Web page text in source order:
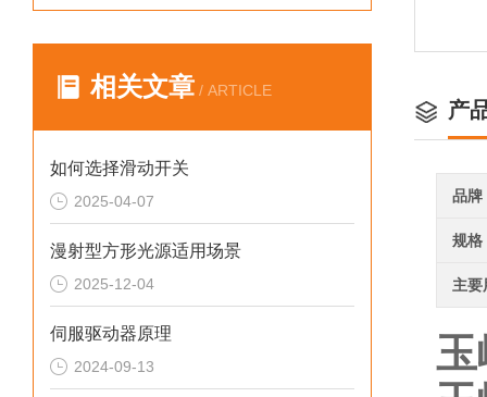
相关文章 / ARTICLE
如何选择滑动开关
2025-04-07
漫射型方形光源适用场景
2025-12-04
伺服驱动器原理
2024-09-13
产
品牌
规格
主要
玉